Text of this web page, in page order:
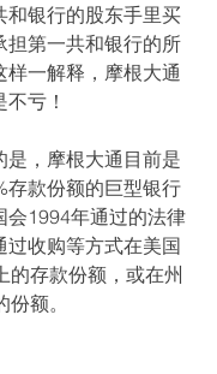
和银行的股东手里买
担第一共和银行的所
一解释，摩根大通
亏！
是，摩根大通目前是
存款份额的巨型银行
会1994年通过的法律
过收购等方式在美国
的存款份额，或在州
额。